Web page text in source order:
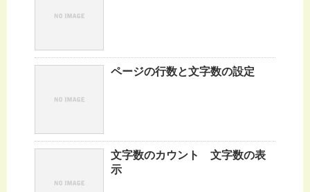
ページの行数と文字数の設定
文字数のカウント 文字数の表
示